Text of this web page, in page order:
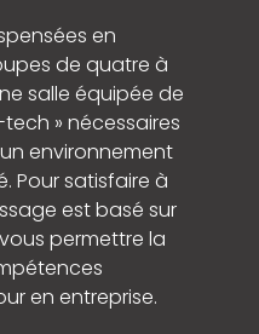
en
de quatre à
salle équipée de
» nécessaires
environnement
Pour satisfaire à
est basé sur
permettre la
en entreprise.